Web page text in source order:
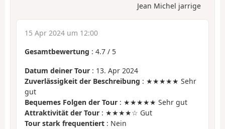
Jean Michel jarrige
15 Apr 2024 um 12:00
Gesamtbewertung : 4.7 / 5
Datum deiner Tour : 13. Apr 2024
Zuverlässigkeit der Beschreibung : ★★★★★ Sehr
gut
Bequemes Folgen der Tour : ★★★★★ Sehr gut
Attraktivität der Tour : ★★★★☆ Gut
Tour stark frequentiert : Nein